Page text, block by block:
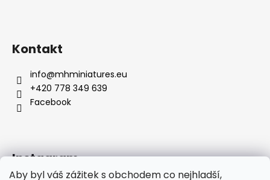
Aby byl váš zážitek s obchodem co nejhladší,
Kontakt
info@mhminiatures.eu
+420 778 349 639
Facebook
Instagram